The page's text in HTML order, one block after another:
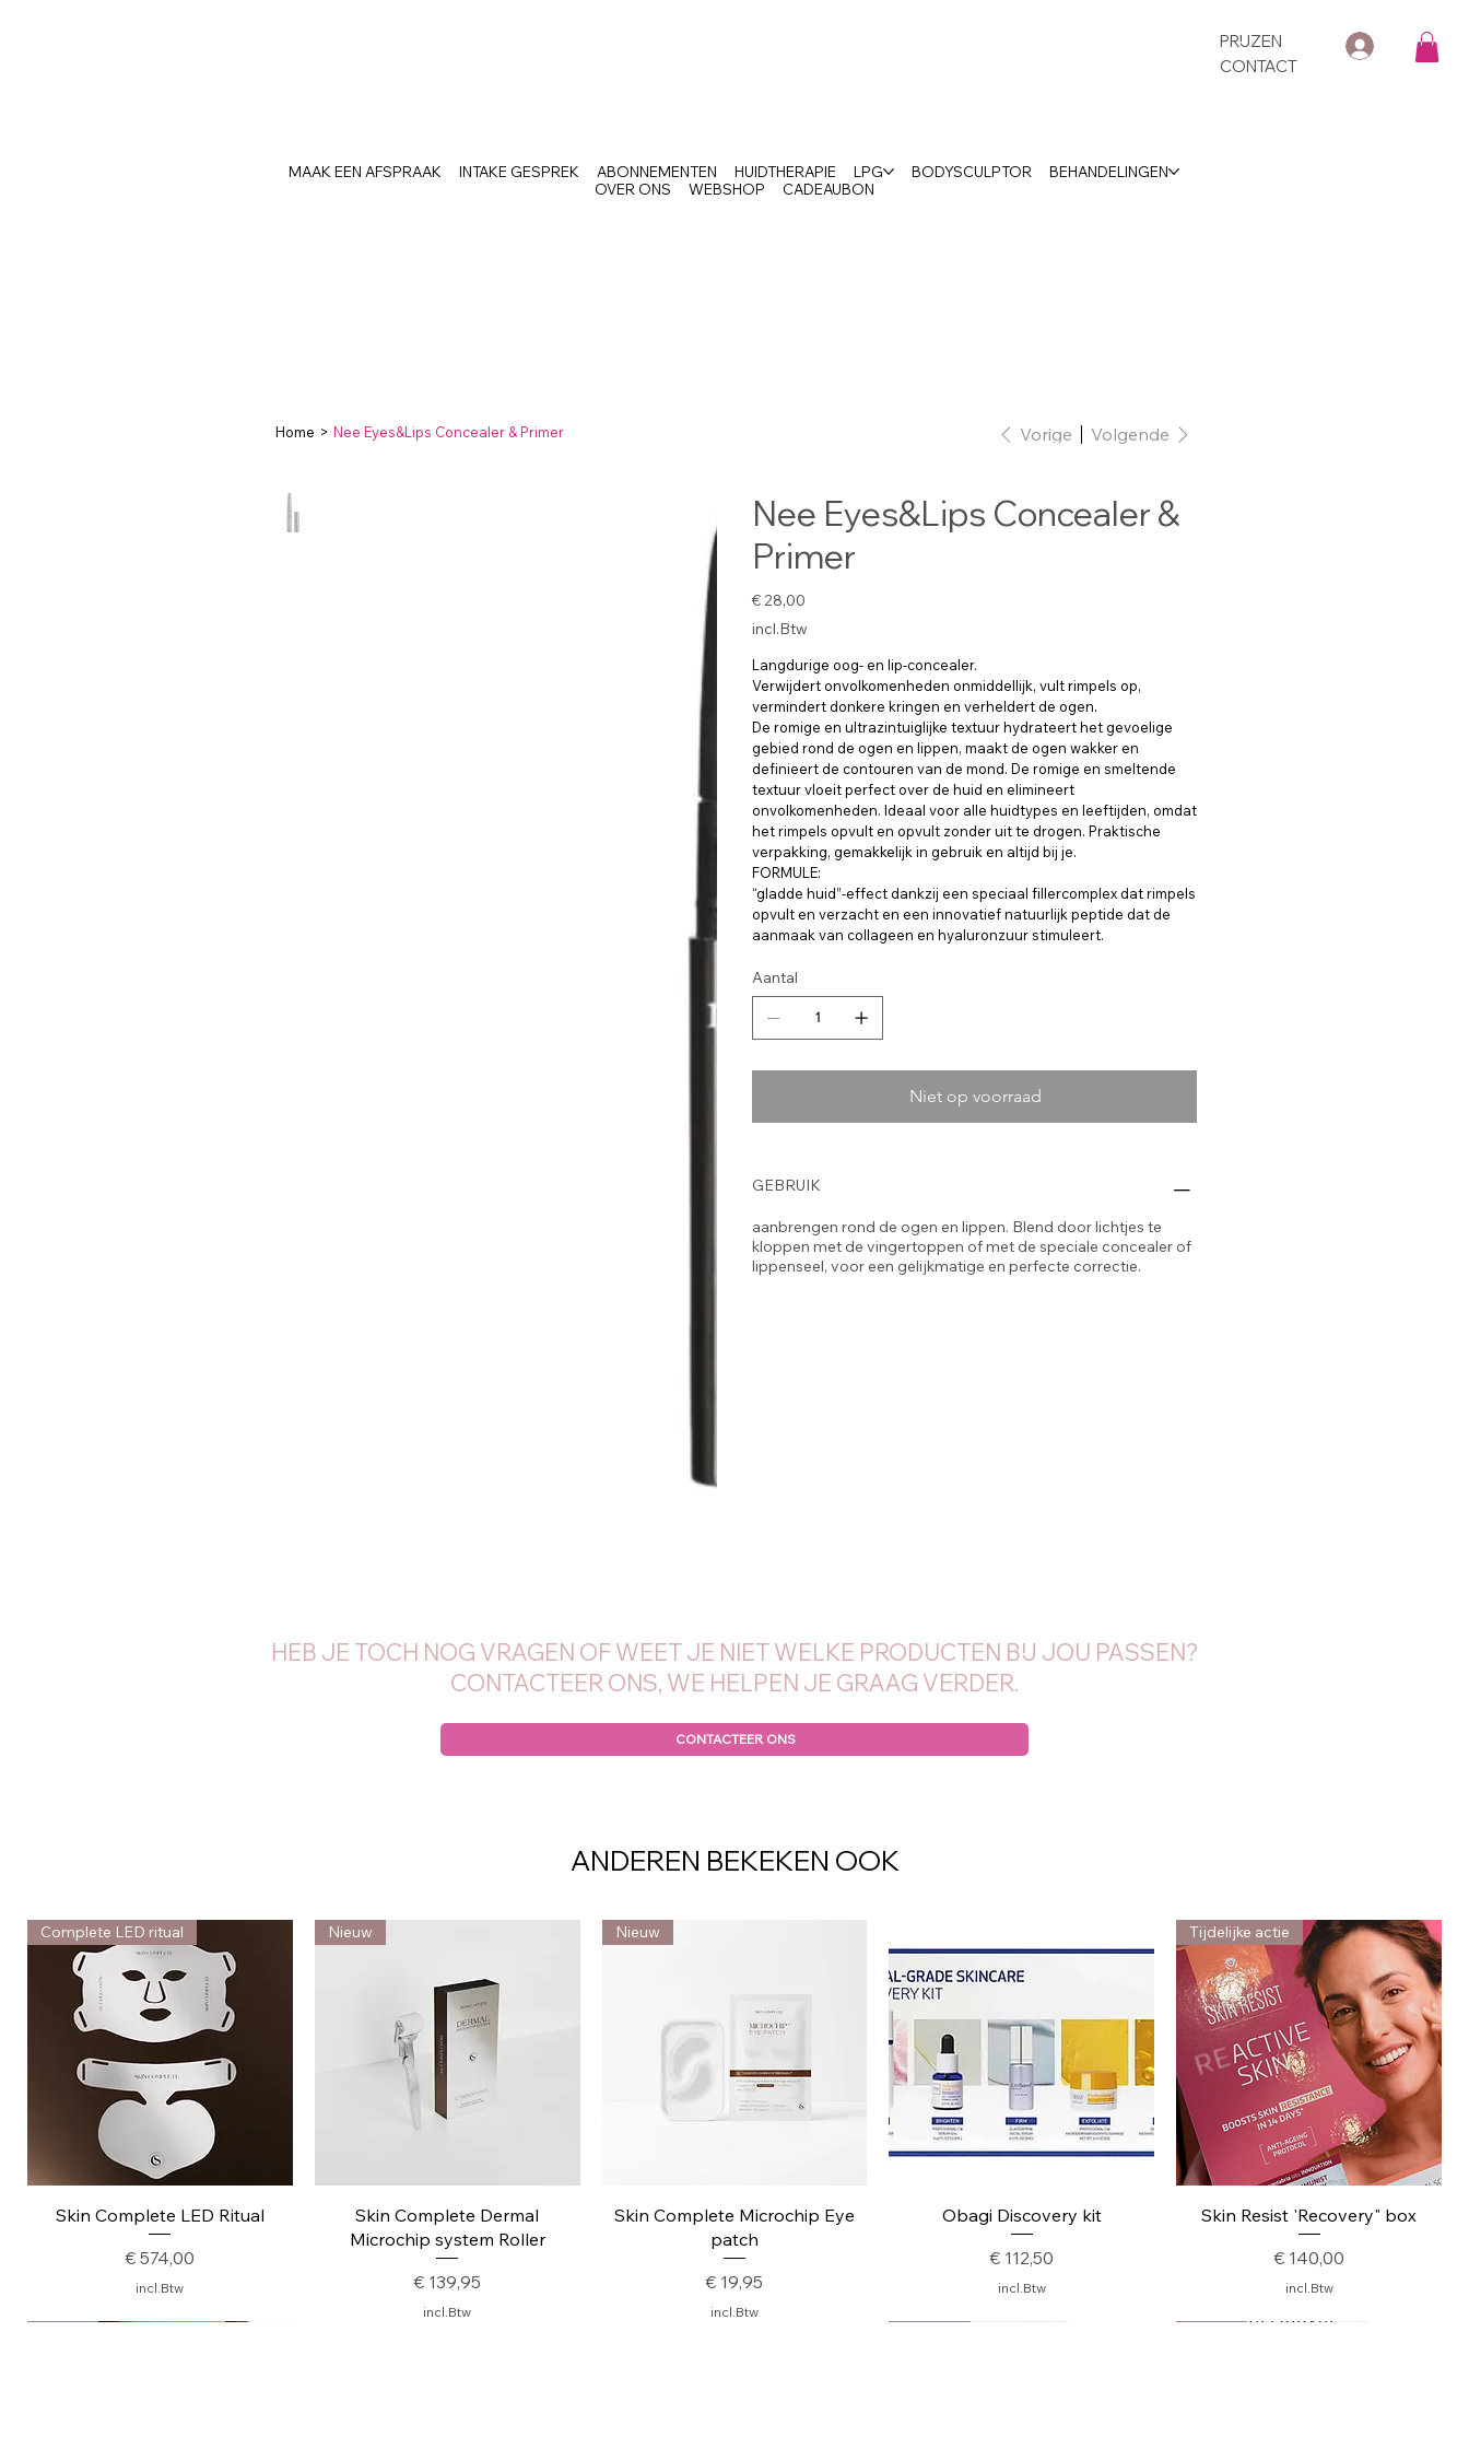
MAAK EEN AFSPRAAK INTAKE GESPREK ABONNEMENTEN HUIDTHERAPIE LPG BODYSCULPTOR
BEHANDELINGEN
OVER ONS
WEBSHOP CADEAUBON
PRIJZEN
CONTACT
Home > Nee Eyes&Lips Concealer & Primer Vorige Volgende
Nee Eyes&Lips Concealer &
Primer
Prijs
€ 28,00
incl.Btw
Langdurige oog- en lip-concealer.
Verwijdert onvolkomenheden onmiddellijk, vult rimpels op,
vermindert donkere kringen en verheldert de ogen.
De romige en ultrazintuiglijke textuur hydrateert het gevoelige
gebied rond de ogen en lippen, maakt de ogen wakker en
definieert de contouren van de mond. De romige en smeltende
textuur vloeit perfect over de huid en elimineert
onvolkomenheden. Ideaal voor alle huidtypes en leeftijden, omdat
het rimpels opvult en opvult zonder uit te drogen. Praktische
verpakking, gemakkelijk in gebruik en altijd bij je.
FORMULE:
“gladde huid”-effect dankzij een speciaal fillercomplex dat rimpels
opvult en verzacht en een innovatief natuurlijk peptide dat de
aanmaak van collageen en hyaluronzuur stimuleert.
Aantal
Niet op voorraad
GEBRUIK
aanbrengen rond de ogen en lippen. Blend door lichtjes te
kloppen met de vingertoppen of met de speciale concealer of
lippenseel, voor een gelijkmatige en perfecte correctie.
HEB JE TOCH NOG VRAGEN OF WEET JE NIET WELKE PRODUCTEN BIJ JOU PASSEN?
CONTACTEER ONS, WE HELPEN JE GRAAG VERDER.
CONTACTEER ONS
ANDEREN BEKEKEN OOK
Snel overzicht
Complete LED ritual
Skin Complete LED Ritual
Prijs
€ 574,00
incl.Btw
Snel overzicht
Nieuw
Skin Complete Dermal
Microchip system Roller
Prijs
€ 139,95
incl.Btw
Snel overzicht
Nieuw
Skin Complete Microchip Eye
patch
Prijs
€ 19,95
incl.Btw
Snel overzicht
Obagi Discovery kit
Prijs
€ 112,50
incl.Btw
Snel overzicht
Tijdelijke actie
Skin Resist 'Recovery" box
Prijs
€ 140,00
incl.Btw